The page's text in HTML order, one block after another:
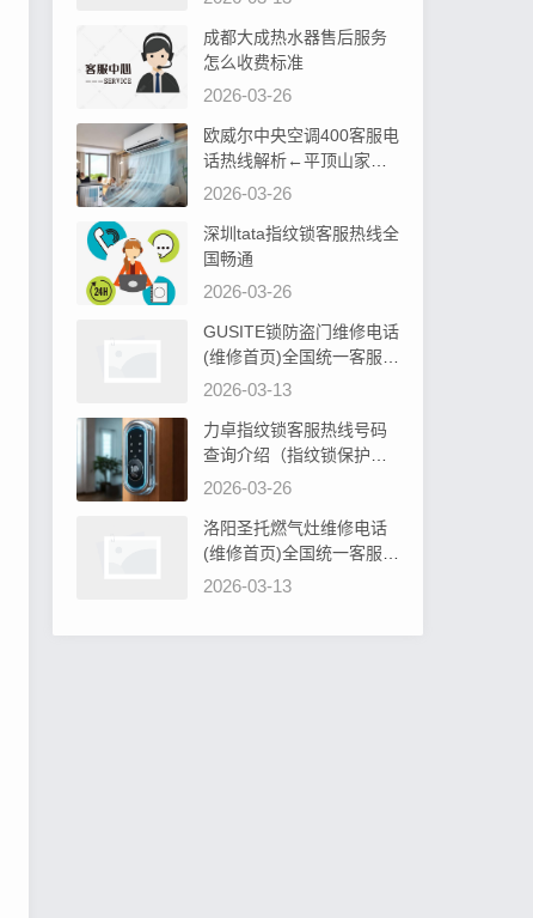
成都大成热水器售后服务
怎么收费标准
2026-03-26
欧威尔中央空调400客服电
话热线解析←平顶山家居
装修，中央空调安装攻略
2026-03-26
深圳tata指纹锁客服热线全
国畅通
2026-03-26
GUSITE锁防盗门维修电话
(维修首页)全国统一客服电
话阐明GUSITE锁防盗门必
2026-03-13
力卓指纹锁客服热线号码
查询介绍（指纹锁保护罩
硅胶：安全防护新选择）
2026-03-26
洛阳圣托燃气灶维修电话
(维修首页)全国统一客服电
话教你圣托燃气灶旋钮无
2026-03-13